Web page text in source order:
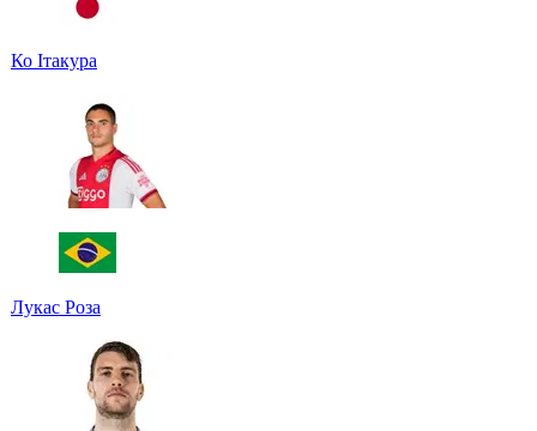
Ко Ітакура
Лукас Роза